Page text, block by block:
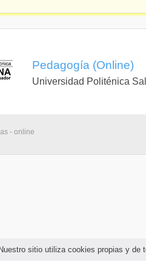
Nuestro sitio utiliza cookies propias y de
Pedagogía (Online)
Universidad Politénica
- online